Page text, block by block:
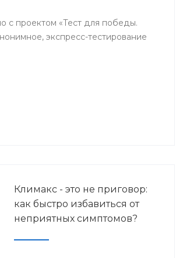
с проектом «Тест для победы.
экспресс-тестирование
Климакс - это не приговор:
как быстро избавиться от
неприятных симптомов?